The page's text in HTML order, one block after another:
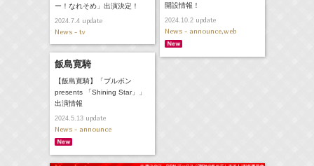
開設情報！
2024.10.2update
News - announce,web
ー！なれそめ」出演決定！
2024.7.4update
News - tv
飯島寛騎
【飯島寛騎】「ブルボン
presents 「Shining Star」」
出演情報
2024.5.13update
News - announce